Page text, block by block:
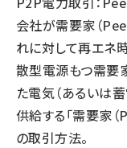
会社が需要家（
れに対して再エネ
散型電源もつ需要
た電気（あるいは
供給する「需要家
の取引方法。